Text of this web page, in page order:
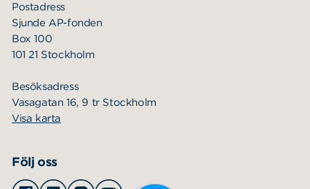
Postadress
Sjunde AP-fonden
Box 100
101 21 Stockholm
Besöksadress
Vasagatan 16, 9 tr Stockholm
Visa karta
Följ oss
FacebookLinkedinInstagramYoutube